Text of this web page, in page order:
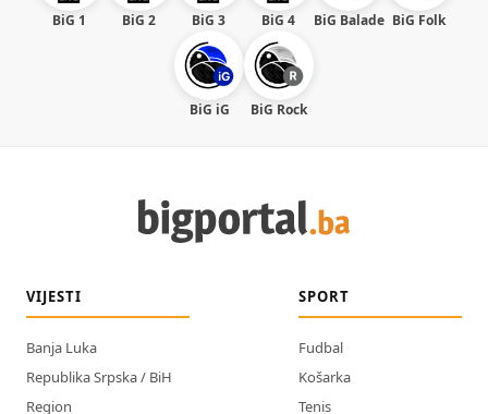
BiG 1 BiG 2 BiG 3 BiG 4 BiG Balade BiG Folk
BiG iG BiG Rock
VIJESTI
Banja Luka
Republika Srpska / BiH
Region
SPORT
Fudbal
Košarka
Tenis